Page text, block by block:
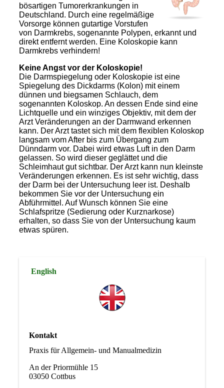
bösartigen Tumorerkrankungen in
Deutschland. Durch eine regelmäßige
Vorsorge können gutartige Vorstufen
von Darmkrebs, sogenannte Polypen, erkannt und
direkt entfernt werden. Eine Koloskopie kann
Darmkrebs verhindern!
Keine Angst vor der Koloskopie!
Die Darmspiegelung oder Koloskopie ist eine
Spiegelung des Dickdarms (Kolon) mit einem
dünnen und biegsamen Schlauch, dem
sogenannten Koloskop. An dessen Ende sind eine
Lichtquelle und ein winziges Objektiv, mit dem der
Arzt Veränderungen an der Darmwand erkennen
kann. Der Arzt tastet sich mit dem flexiblen Koloskop
langsam vom After bis zum Übergang zum
Dünndarm vor. Dabei wird etwas Luft in den Darm
gelassen. So wird dieser geglättet und die
Schleimhaut gut sichtbar. Der Arzt kann nun kleinste
Veränderungen erkennen. Es ist sehr wichtig, dass
der Darm bei der Untersuchung leer ist. Deshalb
bekommen Sie vor der Untersuchung ein
Abführmittel. Auf Wunsch können Sie eine
Schlafspritze (Sedierung oder Kurznarkose)
erhalten, so dass Sie von der Untersuchung kaum
etwas spüren.
English
Kontakt
Praxis für Allgemein- und Manualmedizin
An der Priormühle 15
03050 Cottbus